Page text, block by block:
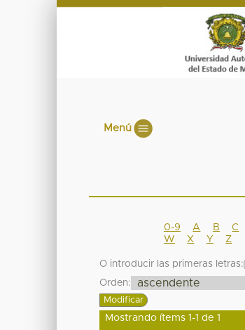
Menú
0-9 A B C
W
X Y Z
O introducir las primeras letras:
Orden:
Mostrando ítems 1-1 de 1